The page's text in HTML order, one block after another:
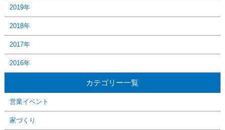
2019年
2018年
2017年
2016年
カテゴリー一覧
営業イベント
家づくり